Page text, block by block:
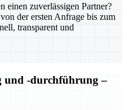
einen zuverlässigen Partner?
der ersten Anfrage bis zum
transparent und
und -durchführung –